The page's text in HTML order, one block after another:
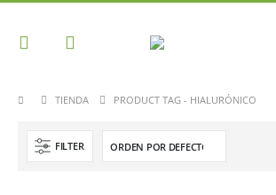
TIENDA PRODUCT TAG - HIALURÓNICO
FILTER